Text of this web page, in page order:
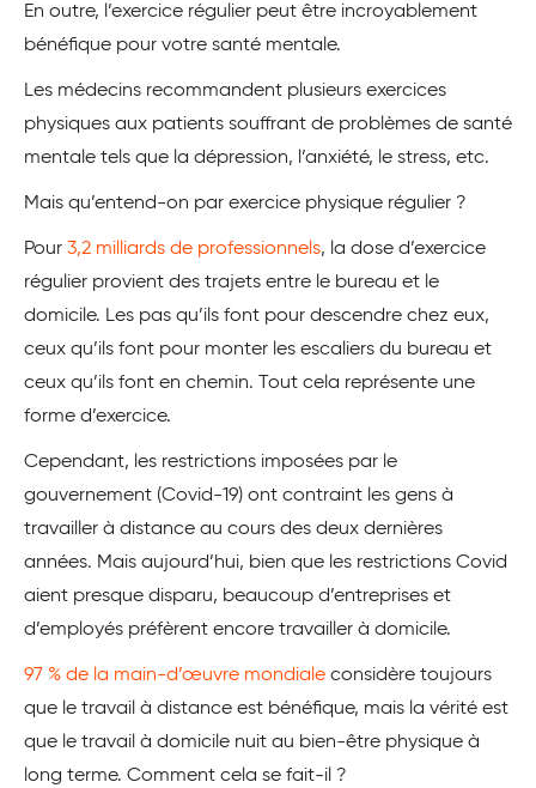
En outre, l’exercice régulier peut être incroyablement
bénéfique pour votre santé mentale.
Les médecins recommandent plusieurs exercices
physiques aux patients souffrant de problèmes de santé
mentale tels que la dépression, l’anxiété, le stress, etc.
Mais qu’entend-on par exercice physique régulier ?
Pour 3,2 milliards de professionnels, la dose d’exercice
régulier provient des trajets entre le bureau et le
domicile. Les pas qu’ils font pour descendre chez eux,
ceux qu’ils font pour monter les escaliers du bureau et
ceux qu’ils font en chemin. Tout cela représente une
forme d’exercice.
Cependant, les restrictions imposées par le
gouvernement (Covid-19) ont contraint les gens à
travailler à distance au cours des deux dernières
années. Mais aujourd’hui, bien que les restrictions Covid
aient presque disparu, beaucoup d’entreprises et
d’employés préfèrent encore travailler à domicile.
97 % de la main-d’œuvre mondiale considère toujours
que le travail à distance est bénéfique, mais la vérité est
que le travail à domicile nuit au bien-être physique à
long terme. Comment cela se fait-il ?